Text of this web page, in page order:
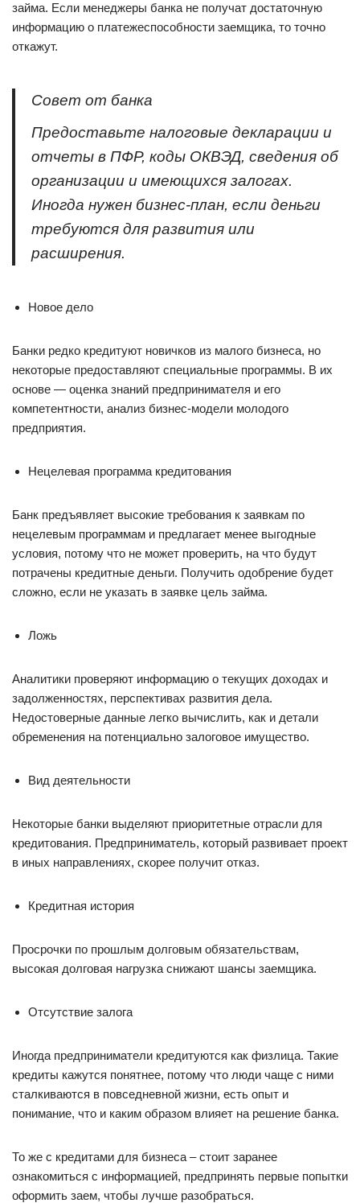
займа. Если менеджеры банка не получат достаточную
информацию о платежеспособности заемщика, то точно
откажут.
Совет от банка
Предоставьте налоговые декларации и
отчеты в ПФР, коды ОКВЭД, сведения об
организации и имеющихся залогах.
Иногда нужен бизнес-план, если деньги
требуются для развития или
расширения.
Новое дело
Банки редко кредитуют новичков из малого бизнеса, но
некоторые предоставляют специальные программы. В их
основе — оценка знаний предпринимателя и его
компетентности, анализ бизнес-модели молодого
предприятия.
Нецелевая программа кредитования
Банк предъявляет высокие требования к заявкам по
нецелевым программам и предлагает менее выгодные
условия, потому что не может проверить, на что будут
потрачены кредитные деньги. Получить одобрение будет
сложно, если не указать в заявке цель займа.
Ложь
Аналитики проверяют информацию о текущих доходах и
задолженностях, перспективах развития дела.
Недостоверные данные легко вычислить, как и детали
обременения на потенциально залоговое имущество.
Вид деятельности
Некоторые банки выделяют приоритетные отрасли для
кредитования. Предприниматель, который развивает проект
в иных направлениях, скорее получит отказ.
Кредитная история
Просрочки по прошлым долговым обязательствам,
высокая долговая нагрузка снижают шансы заемщика.
Отсутствие залога
Иногда предприниматели кредитуются как физлица. Такие
кредиты кажутся понятнее, потому что люди чаще с ними
сталкиваются в повседневной жизни, есть опыт и
понимание, что и каким образом влияет на решение банка.
То же с кредитами для бизнеса – стоит заранее
ознакомиться с информацией, предпринять первые попытки
оформить заем, чтобы лучше разобраться.